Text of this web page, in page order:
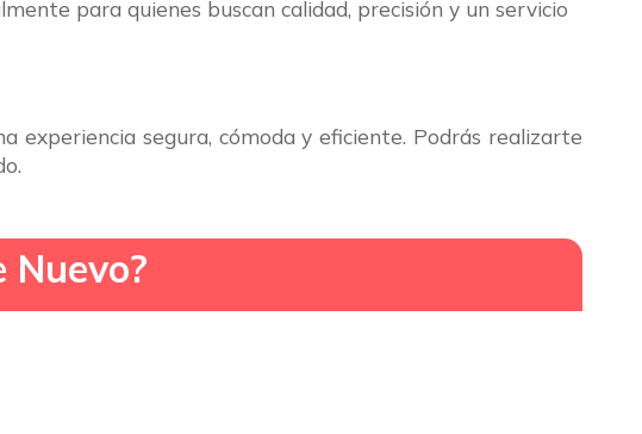
para quienes buscan calidad, precisión y un servicio
segura, cómoda y eficiente. Podrás realizarte